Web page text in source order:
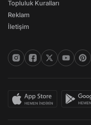
Topluluk Kuralları
Reklam
İletişim